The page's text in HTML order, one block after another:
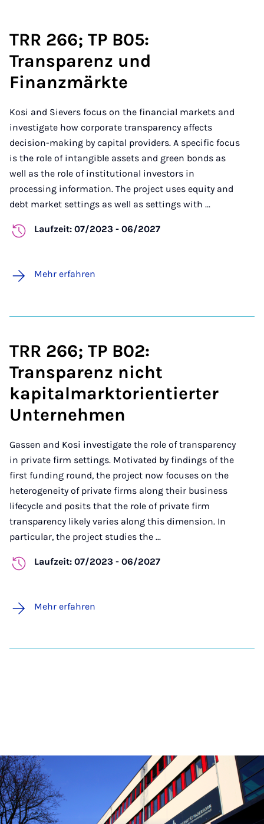
TRR 266; TP B05:
Transparenz und
Finanzmärkte
Kosi and Sievers focus on the financial markets and
investigate how corporate transparency affects
decision-making by capital providers. A specific focus
is the role of intangible assets and green bonds as
well as the role of institutional investors in
processing information. The project uses equity and
debt market settings as well as settings with ...
Laufzeit: 07/2023 - 06/2027
Mehr erfahren
TRR 266; TP B02:
Transparenz nicht
kapitalmarktorientierter
Unternehmen
Gassen and Kosi investigate the role of transparency
in private firm settings. Motivated by findings of the
first funding round, the project now focuses on the
heterogeneity of private firms along their business
lifecycle and posits that the role of private firm
transparency likely varies along this dimension. In
particular, the project studies the ...
Laufzeit: 07/2023 - 06/2027
Mehr erfahren